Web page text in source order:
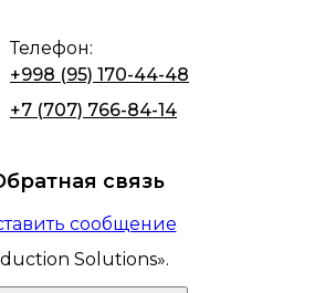
Телефон:
+998 (95) 170-44-48
+7 (707) 766-84-14
связь
сообщение
Solutions».